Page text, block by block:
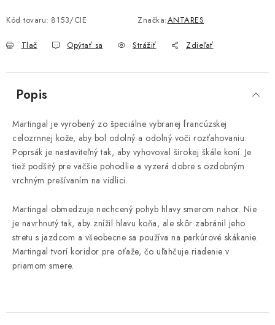
Kód tovaru: 8153/CIE Značka:ANTARES
Tlač Opýtať sa Strážiť Zdieľať
Popis
Martingal je vyrobený zo špeciálne vybranej francúzskej
celozrnnej kože, aby bol odolný a odolný voči rozťahovaniu.
Poprsák je nastaviteľný tak, aby vyhovoval širokej škále koní. Je
tiež podšitý pre väčšie pohodlie a vyzerá dobre s ozdobným
vrchným prešívaním na vidlici.
Martingal obmedzuje nechcený pohyb hlavy smerom nahor. Nie
je navrhnutý tak, aby znížil hlavu koňa, ale skôr zabránil jeho
stretu s jazdcom a všeobecne sa používa na parkúrové skákanie.
Martingal tvorí koridor pre oťaže, čo uľahčuje riadenie v
priamom smere.